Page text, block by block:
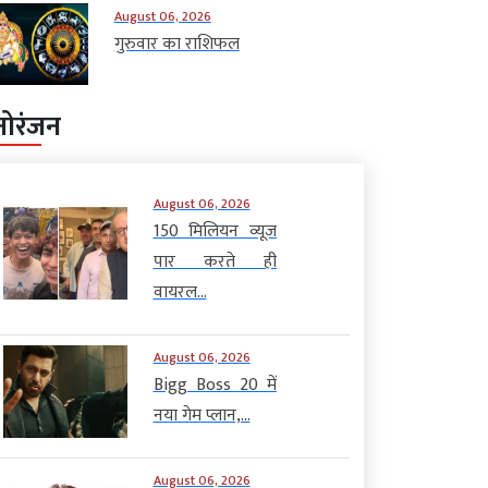
August 06, 2026
गुरुवार का राशिफल
August 06, 2026
150 मिलियन व्यूज
पार करते ही
वायरल...
August 06, 2026
Bigg Boss 20 में
नया गेम प्लान,...
August 06, 2026